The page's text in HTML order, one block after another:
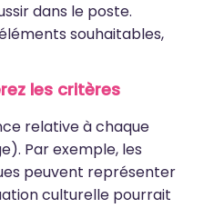
dans le poste.
souhaitables,
les critères
relative à chaque
Par exemple, les
peuvent représenter
culturelle pourrait